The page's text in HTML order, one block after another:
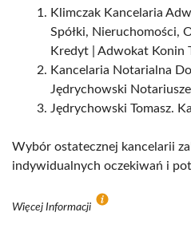
Klimczak Kancelaria
Spółki, Nieruchomości,
Kredyt | Adwokat Konin
Kancelaria Notarialna
Jędrychowski
Jędrychowski Tomasz.
Wybór ostatecznej kancelarii
indywidualnych oczekiwań i
Więcej Informacji